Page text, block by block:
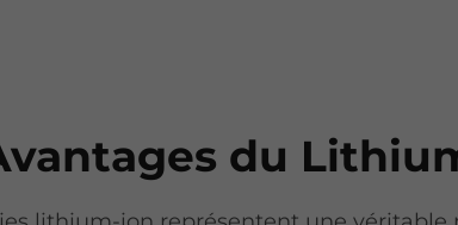
du